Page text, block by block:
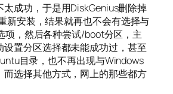
太成功，于是用DiskGenius删除掉
新安装，结果就再也不会有选择与
项，然后各种尝试/boot分区，主
设置分区选择都未能成功过，甚至
目录，也不再出现与Windows
而选择其他方式，网上的那些都方